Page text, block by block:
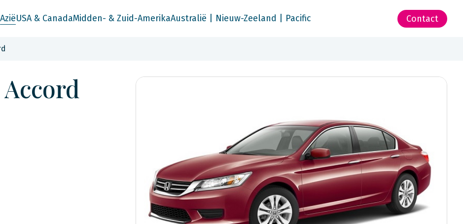
AziëUSA & CanadaMidden- & Zuid-AmerikaAustralië | Nieuw-Zeeland | Pacific Contact